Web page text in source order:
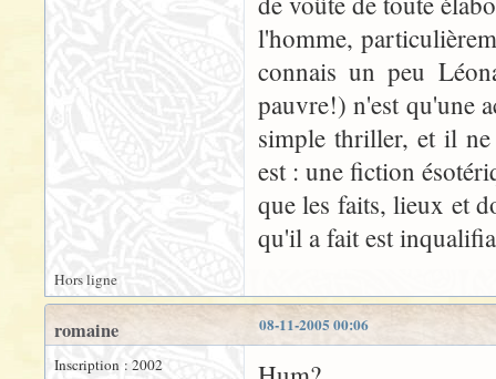
l'homme,
connais un peu
pauvre!) n'est qu'une
simple thriller, et il
est : une fiction
que les faits, lieux et
qu'il a fait est
Hors ligne
08-11-2005 00:06
romaine
Inscription : 2002